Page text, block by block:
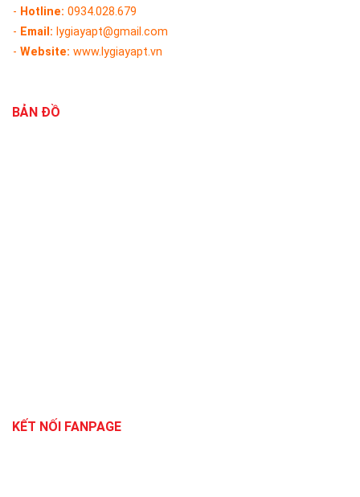
- Hotline: 0934.028.679
- Email: lygiayapt@gmail.com
- Website: www.lygiayapt.vn
BẢN ĐỒ
KẾT NỐI FANPAGE